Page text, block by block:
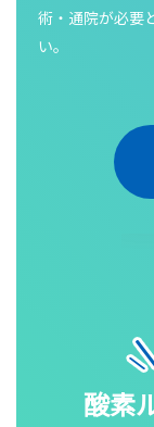
術・通院が必要
い。
酸素